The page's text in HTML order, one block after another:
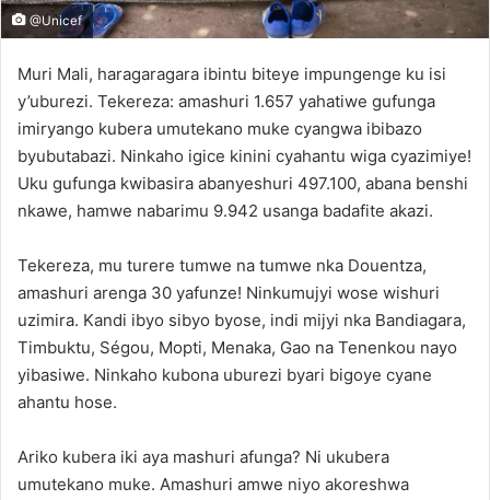
@Unicef
Muri Mali, haragaragara ibintu biteye impungenge ku isi
y’uburezi. Tekereza: amashuri 1.657 yahatiwe gufunga
imiryango kubera umutekano muke cyangwa ibibazo
byubutabazi. Ninkaho igice kinini cyahantu wiga cyazimiye!
Uku gufunga kwibasira abanyeshuri 497.100, abana benshi
nkawe, hamwe nabarimu 9.942 usanga badafite akazi.
Tekereza, mu turere tumwe na tumwe nka Douentza,
amashuri arenga 30 yafunze! Ninkumujyi wose wishuri
uzimira. Kandi ibyo sibyo byose, indi mijyi nka Bandiagara,
Timbuktu, Ségou, Mopti, Menaka, Gao na Tenenkou nayo
yibasiwe. Ninkaho kubona uburezi byari bigoye cyane
ahantu hose.
Ariko kubera iki aya mashuri afunga? Ni ukubera
umutekano muke. Amashuri amwe niyo akoreshwa